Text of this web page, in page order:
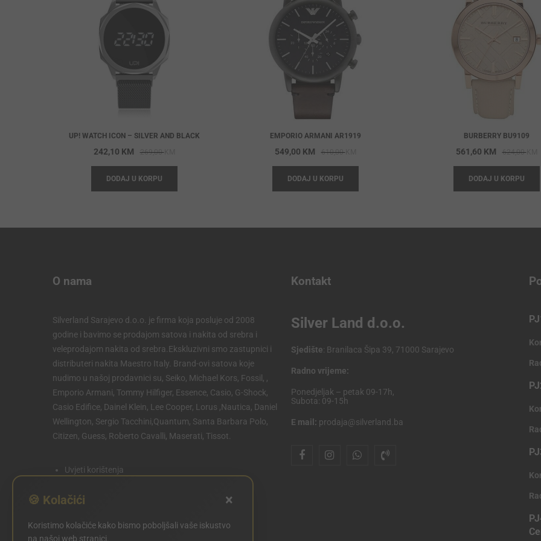
UP! WATCH ICON – SILVER AND BLACK
269,00KM
price
269,00 KM.
242,10 KM
price
242,10 KM.
DODAJ U KORPU
EMPORIO ARMANI AR1919
610,00KM
price
610,00 KM.
549,00 KM
price
549,00 KM.
DODAJ U KORPU
BURBERRY BU9109
624,00KM
561,60 KM
DODAJ U KORPU
O nama
Silverland Sarajevo d.o.o. je firma koja posluje od 2008
godine i bavimo se prodajom satova i nakita od srebra i
veleprodajom nakita od srebra.Ekskluzivni smo zastupnici i
distributeri nakita Maestro Italy. Brand-ovi satova koje
nudimo u našoj prodavnici su, Seiko, Michael Kors, Fossil, ,
Emporio Armani, Tommy Hilfiger, Essence, Casio, G-Shock,
Casio Edifice, Dainel Klein, Lee Cooper, Lorus ,Nautica, Daniel
Wellington, Sergio Tacchini,Quantum, Santa Barbara Polo,
Citizen, Guess, Roberto Cavalli, Maserati, Tissot.
Uvjeti korištenja
Politika kolačića
POSTAVKE KOLAČIĆA
Kontakt
Silver Land d.o.o.
Sjedište: Branilaca Šipa 39, 71000 Sarajevo
Radno vrijeme:
Ponedjeljak – petak 09-17h,
Subota: 09-15h
E mail: prodaja@silverland.ba
🍪 Kolačići ×
Koristimo kolačiće kako bismo poboljšali vaše iskustvo
na našoj web stranici.